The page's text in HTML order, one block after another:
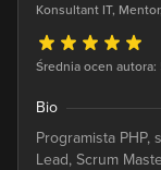
Konsultant IT,
Średnia ocen autora:
Bio
Programista PHP,
Lead, Scrum